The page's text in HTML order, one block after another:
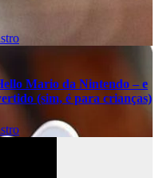
Mario da Nintendo – e
(sim, é para crianças)